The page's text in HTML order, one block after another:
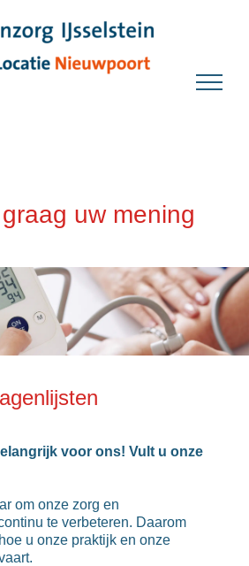
uw mening
voor ons! Vult u onze
om onze zorg en
te verbeteren. Daarom
u onze praktijk en onze